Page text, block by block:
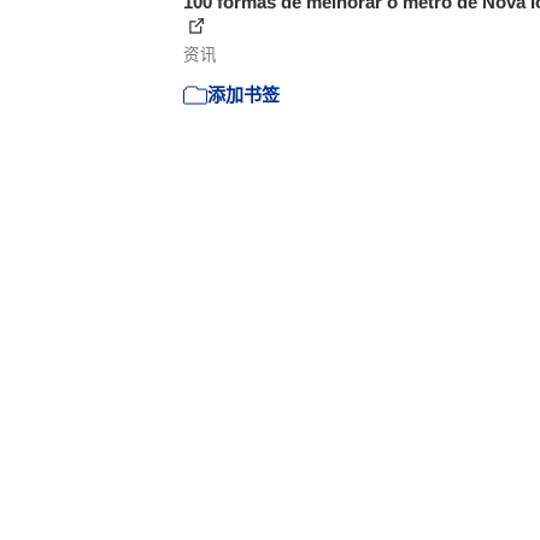
资讯
添加书签